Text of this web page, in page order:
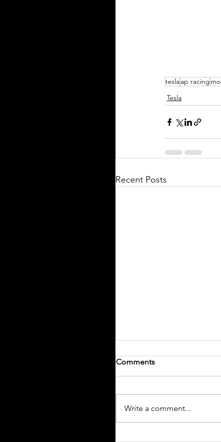
teslaap racing
Tesla
Recent Posts
Comments
Write a comment...